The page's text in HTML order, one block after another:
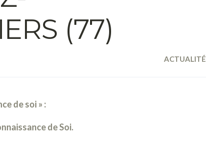
(77)
ACTUALITÉ
de soi » :
de Soi.